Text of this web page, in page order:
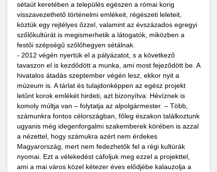
sétaút keretében a település egészen a római korig
visszavezethető történelmi emlékeit, régészeti leleteit,
köztük egy rejtélyes őzzel, valamint az évszázados egregyi
szőlőkultúrát is megismerhetik a látogatók, miközben a
festői szépségû szőlőhegyen sétálnak.
- 2012 végén nyertük el a pályázatot, s a következő
tavaszon el is kezdődött a munka, ami most fejeződött be. A
hivatalos átadás szeptember végén lesz, ekkor nyit a
múzeum is. A tárlat és tulajdonképpen az egész projekt
letûnt korok emlékét hirdeti, azt bizonyítva: Hévíznek is
komoly múltja van – folytatja az alpolgármester. – Több,
számunkra fontos célországban, főleg északon találkoztunk
ugyanis még idegenforgalmi szakemberek körében is azzal
a nézettel, hogy számukra azért nem érdekes
Magyarország, mert nem fedezhetők fel a régi kultúrák
nyomai. Ezt a vélekedést cáfoljuk meg ezzel a projekttel,
ami a mai város közel kétezer éves elődjébe kalauzolja a